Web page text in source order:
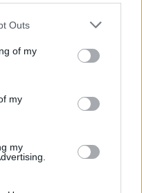
Outs
of my
my
my